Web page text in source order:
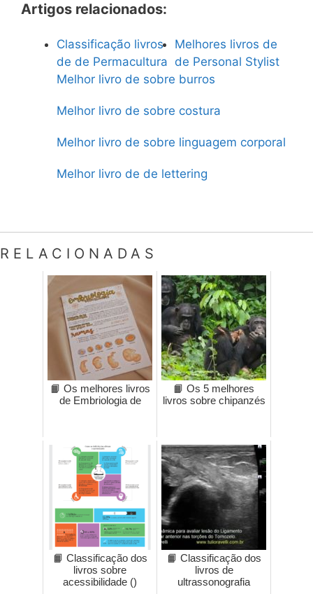
Artigos relacionados:
Classificação livros
de de Permacultura
Melhores livros de
de Personal Stylist
Melhor livro de sobre burros
Melhor livro de sobre costura
Melhor livro de sobre linguagem corporal
Melhor livro de de lettering
RELACIONADAS
📙 Os melhores livros
de Embriologia de
📙 Os 5 melhores
livros sobre chipanzés
📙 Classificação dos
livros sobre
acessibilidade ()
📙 Classificação dos
livros de
ultrassonografia